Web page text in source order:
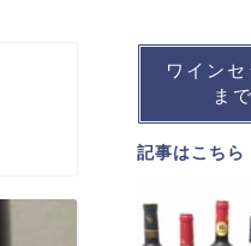
ワイン
ま
記事はこちら